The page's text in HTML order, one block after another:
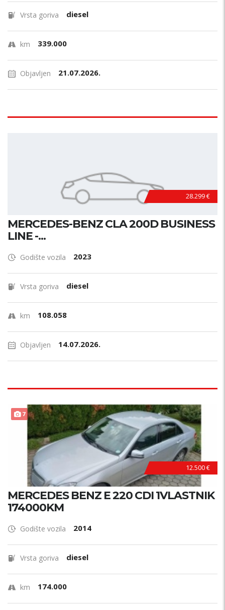
Vrsta goriva diesel
km 339.000
Objavljen 21.07.2026.
28.299 €
MERCEDES-BENZ CLA 200D BUSINESS
LINE -...
Godište vozila 2023
Vrsta goriva diesel
km 108.058
Objavljen 14.07.2026.
7
12.500 €
MERCEDES BENZ E 220 CDI 1VLASTNIK
174000KM
Godište vozila 2014
Vrsta goriva diesel
km 174.000